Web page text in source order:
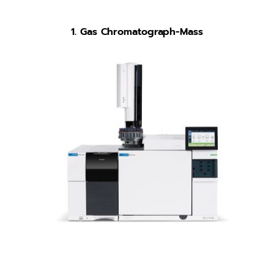
1. Gas Chromatograph-Mass